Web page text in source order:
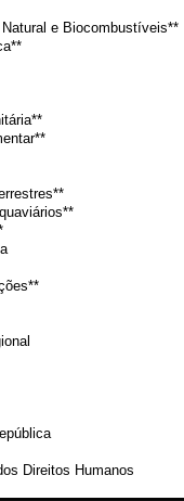
e Biocombustíveis**
Direitos Humanos